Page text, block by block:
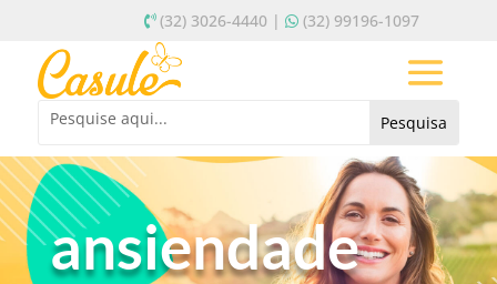
(32) 3026-4440 | (32) 99196-1097
ansiendade